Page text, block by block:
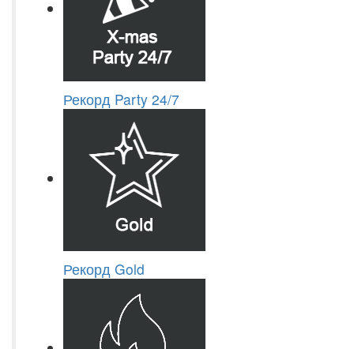
Рекорд Party 24/7
Рекорд Gold